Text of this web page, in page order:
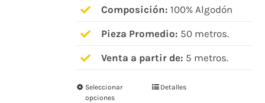
Composición: 100% Algodón
Pieza Promedio: 50 metros.
Venta a partir de: 5 metros.
Seleccionar
opciones
EsteDetalles